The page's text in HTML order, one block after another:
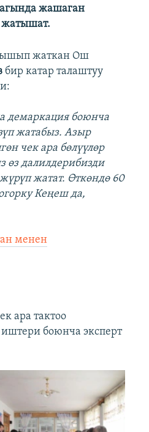
жашаган
жатышат.
жаткан Ош
бир катар талаштуу
демаркация боюнча
жатабыз. Азыр
чек ара бөлүүлөр
өз далилдерибизди
жатат. Өткөндө 60
Кеңеш да,
менен
ара тактоо
боюнча эксперт